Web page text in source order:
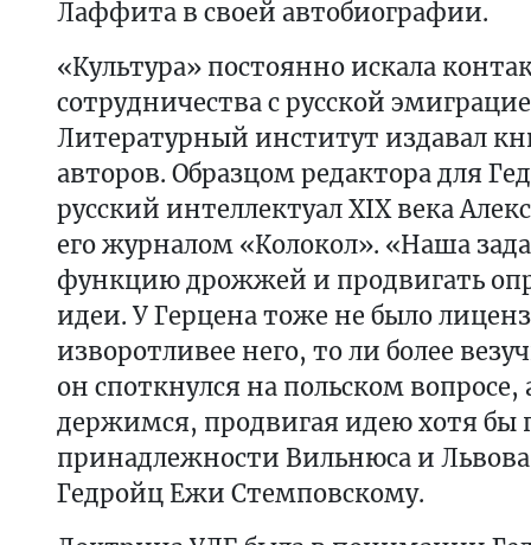
Лаффита в своей автобиографии.
«Культура» постоянно искала
сотрудничества с русской
Литературный институт издавал
авторов. Образцом редактора для
русский интеллектуал ХIХ века
его журналом «Колокол». «Наша
функцию дрожжей и продвигать
идеи. У Герцена тоже не было
изворотливее него, то ли более
он споткнулся на польском
держимся, продвигая идею хотя бы
принадлежности Вильнюса и
Гедройц Ежи Стемповскому.